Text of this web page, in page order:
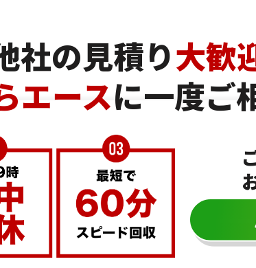
社の見積り大歓
エースに一度ご